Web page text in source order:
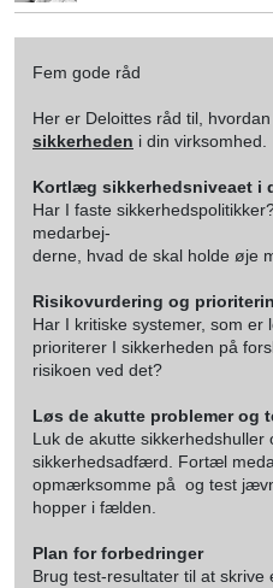
Fem gode råd
Her er Deloittes råd til,
sikkerheden i din virksomhed.
Kortlæg sikkerhedsniveaet i
Har I faste
medarbej-
derne, hvad de skal holde øje
Risikovurdering og
Har I kritiske systemer, som er
prioriterer I sikkerheden på
risikoen ved det?
Løs de akutte problemer og
Luk de akutte sikkerhedshuller
sikkerhedsadfærd. Fortæl
opmærksomme på  og test
hopper i fælden.
Plan for forbedringer
Brug test-resultater til at skrive